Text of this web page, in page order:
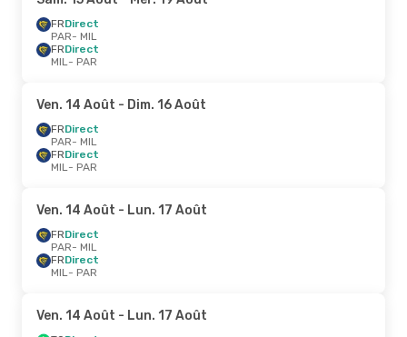
FRDirect
PAR- MIL
FRDirect
MIL- PAR
Ven. 14 Août - Dim. 16 Août
FRDirect
PAR- MIL
FRDirect
MIL- PAR
Ven. 14 Août - Lun. 17 Août
FRDirect
PAR- MIL
FRDirect
MIL- PAR
Ven. 14 Août - Lun. 17 Août